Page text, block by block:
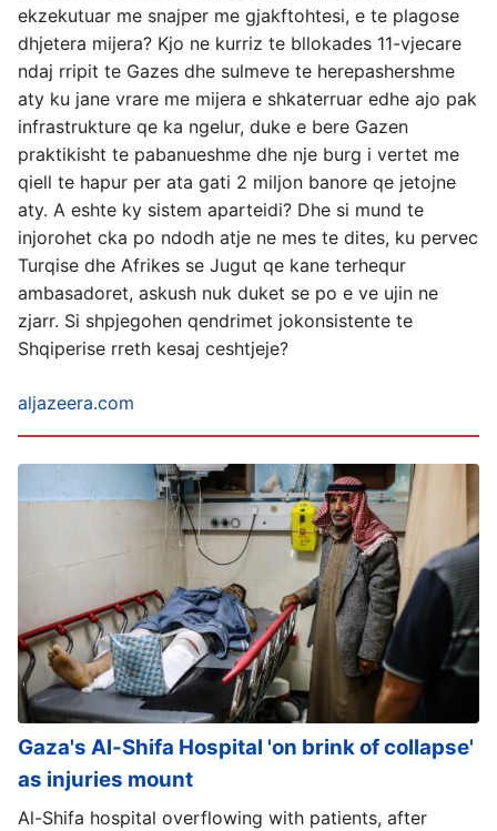
ekzekutuar me snajper me gjakftohtesi, e te plagose
dhjetera mijera? Kjo ne kurriz te bllokades 11-vjecare
ndaj rripit te Gazes dhe sulmeve te herepashershme
aty ku jane vrare me mijera e shkaterruar edhe ajo pak
infrastrukture qe ka ngelur, duke e bere Gazen
praktikisht te pabanueshme dhe nje burg i vertet me
qiell te hapur per ata gati 2 miljon banore qe jetojne
aty. A eshte ky sistem aparteidi? Dhe si mund te
injorohet cka po ndodh atje ne mes te dites, ku pervec
Turqise dhe Afrikes se Jugut qe kane terhequr
ambasadoret, askush nuk duket se po e ve ujin ne
zjarr. Si shpjegohen qendrimet jokonsistente te
Shqiperise rreth kesaj ceshtjeje?
aljazeera.com
Gaza's Al-Shifa Hospital 'on brink of collapse'
as injuries mount
Al-Shifa hospital overflowing with patients, after